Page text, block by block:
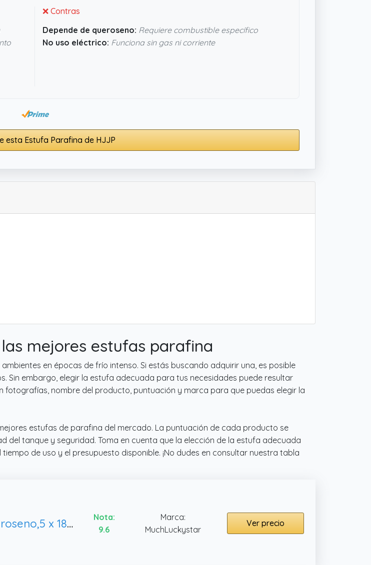
❌ Contras
Depende de queroseno: Requiere combustible específico
No uso eléctrico: Funciona sin gas ni corriente
esta Estufa Parafina de HJJP
mejores estufas parafina
en épocas de frío intenso. Si estás buscando adquirir una, es posible
Sin embargo, elegir la estufa adecuada para tus necesidades puede resultar
nombre del producto, puntuación y marca para que puedas elegir la
estufas de parafina del mercado. La puntuación de cada producto se
tanque y seguridad. Toma en cuenta que la elección de la estufa adecuada
de uso y el presupuesto disponible. ¡No dudes en consultar nuestra tabla
Calentador de queroseno,5 x 185 mm)
Nota:
9.6
Marca:
MuchLuckystar
Ver precio